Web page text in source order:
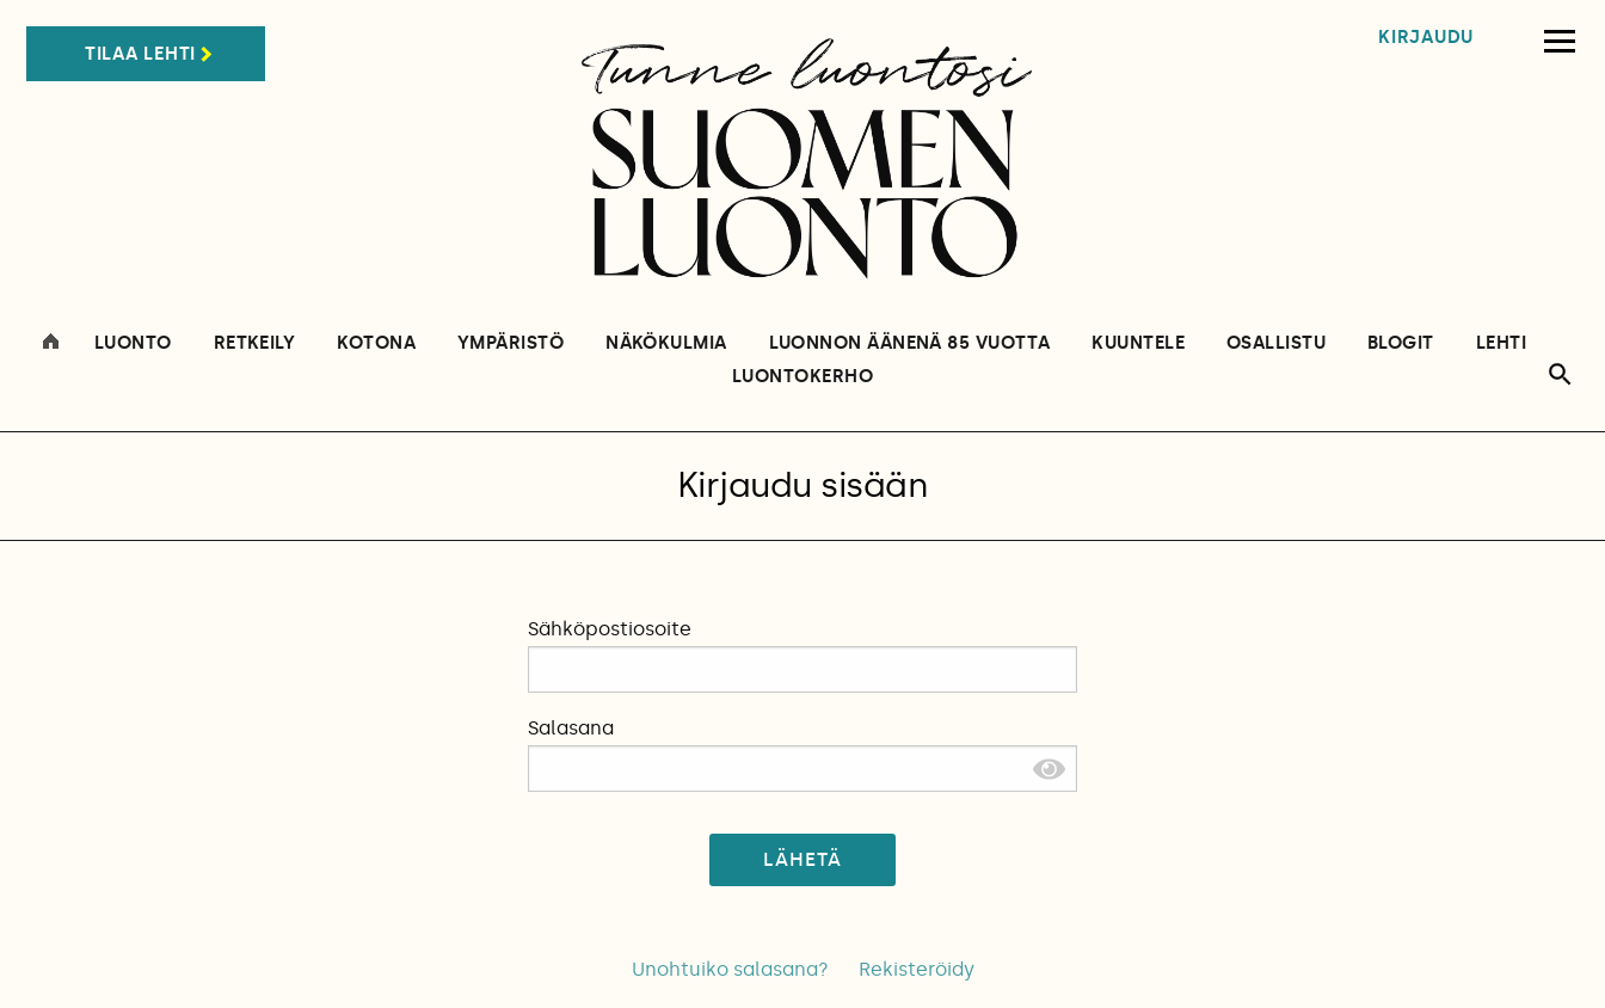
TILAA LEHTI
KIRJAUDU
LUONTO RETKEILY KOTONA YMPÄRISTÖ NÄKÖKULMIA LUONNON ÄÄNENÄ 85 VUOTTA KUUNTELE OSALLISTU BLOGIT
LEHTI
LUONTOKERHO
Kirjaudu sisään
Sähköpostiosoite
Salasana
LÄHETÄ
Unohtuiko salasana? Rekisteröidy